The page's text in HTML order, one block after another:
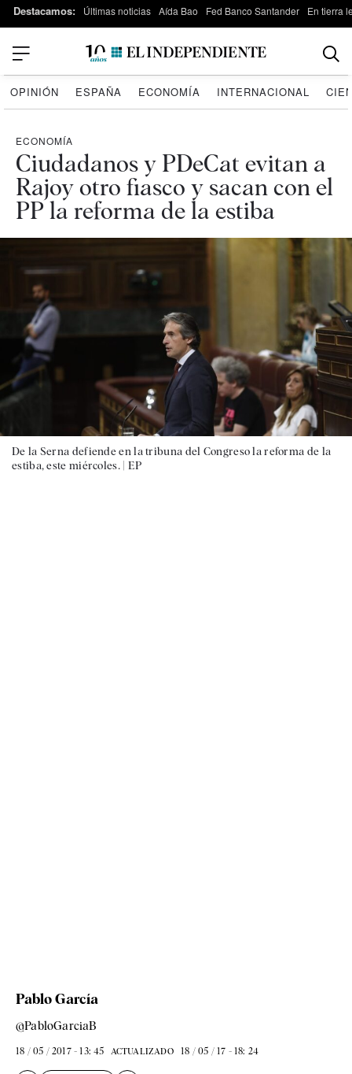
Destacamos: Últimas noticias Aída Bao Fed Banco Santander En tierra
OPINIÓN ESPAÑA ECONOMÍA INTERNACIONAL
ECONOMÍA
Ciudadanos y PDeCat evitan a
Rajoy otro fiasco y sacan con el
PP la reforma de la estiba
De la Serna defiende en la tribuna del Congreso la reforma de la
estiba, este miércoles. | EP
Pablo García
@PabloGarciaB
18 / 05 / 2017 - 13: 45 ACTUALIZADO 18 / 05 / 17 - 18: 24